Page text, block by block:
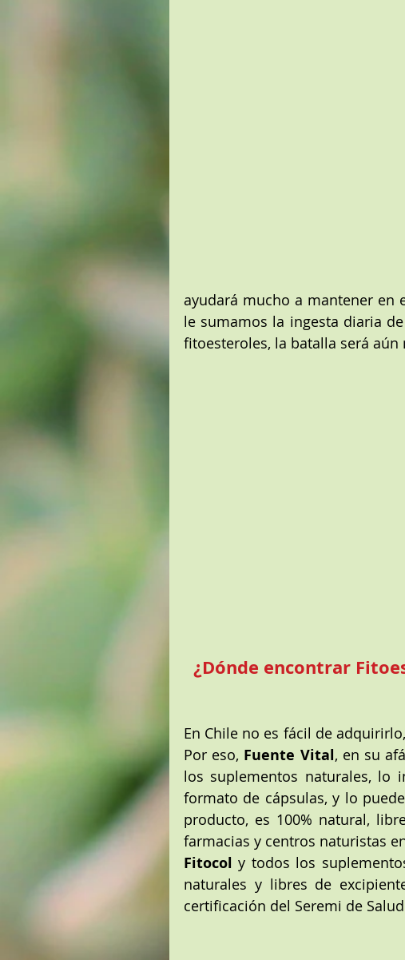
ayudará mucho a mantener en
le sumamos la ingesta diaria
¿Dónde encontrar
En Chile no es fácil de
Por eso, Fuente Vital, en su
los suplementos naturales, lo
formato de cápsulas, y lo
producto, es 100% natural,
farmacias y centros naturistas
Fitocol y todos los
naturales y libres de
certificación del Seremi de